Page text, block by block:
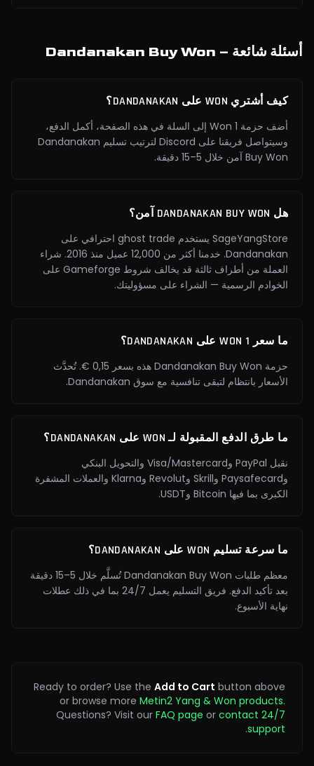
أسئلة شائعة – Dandanakan Buy Won
كيف أشتري WON على DANDANAKAN؟
أضف حزمة 1 Won إلى السلة في هذه الصفحة، أكمل الدفع،
وسيتواصل فريقنا على Discord لترتيب تسليم Dandanakan
Buy Won آمن خلال 5–15 دقيقة.
هل DANDANAKAN BUY WON آمن؟
SageYangStore يستخدم ghost trade احترافي على
Dandanakan. خدمنا أكثر من 12,000 عميل منذ 2016. شراء
العملة من أطراف ثالثة قد يخالف شروط Gameforge على
الخوادم الرسمية — الشراء على مسؤوليتك.
ما سعر 1 WON على DANDANAKAN؟
حزمة Dandanakan Buy Won هذه بسعر 0,15 €. تُحدَّث
الأسعار بانتظام لتبقى تنافسية مع سوق Dandanakan.
ما طرق الدفع المقبولة لـ WON على DANDANAKAN؟
نقبل PayPal وVisa/Mastercard والتحويل البنكي
وPaysafecard وSkrill وRevolut وKlarna والعملات المشفرة
الكبرى بما فيها Bitcoin وUSDT.
ما سرعة تسليم WON على DANDANAKAN؟
معظم طلبات Dandanakan Buy Won تُسلَّم خلال 5–15 دقيقة
بعد تأكيد الدفع. فريق التسليم يعمل 24/7 بما في ذلك عطلات
نهاية الأسبوع.
Ready to order? Use the Add to Cart button above
or browse more Metin2 Yang & Won products.
Questions? Visit our FAQ page or contact 24/7
support
.